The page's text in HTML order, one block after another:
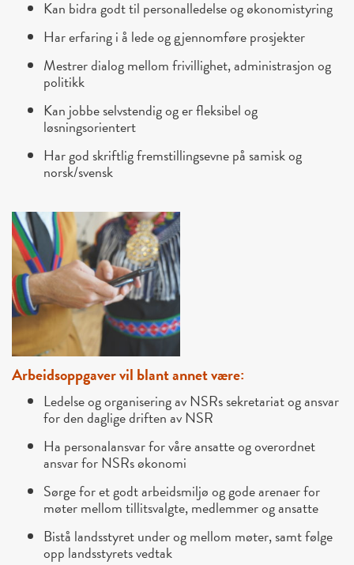
Kan bidra godt til personalledelse og økonomistyring
Har erfaring i å lede og gjennomføre prosjekter
Mestrer dialog mellom frivillighet, administrasjon og
politikk
Kan jobbe selvstendig og er fleksibel og
løsningsorientert
Har god skriftlig fremstillingsevne på samisk og
norsk/svensk
Arbeidsoppgaver vil blant annetvære:
Ledelse og organisering av NSRs sekretariat og ansvar
for den daglige driften av NSR
Ha personalansvar for våre ansatte og overordnet
ansvar for NSRs økonomi
Sørge for et godt arbeidsmiljø og gode arenaer for
møter mellom tillitsvalgte, medlemmer og ansatte
Bistå landsstyret under og mellom møter, samt følge
opp landsstyrets vedtak